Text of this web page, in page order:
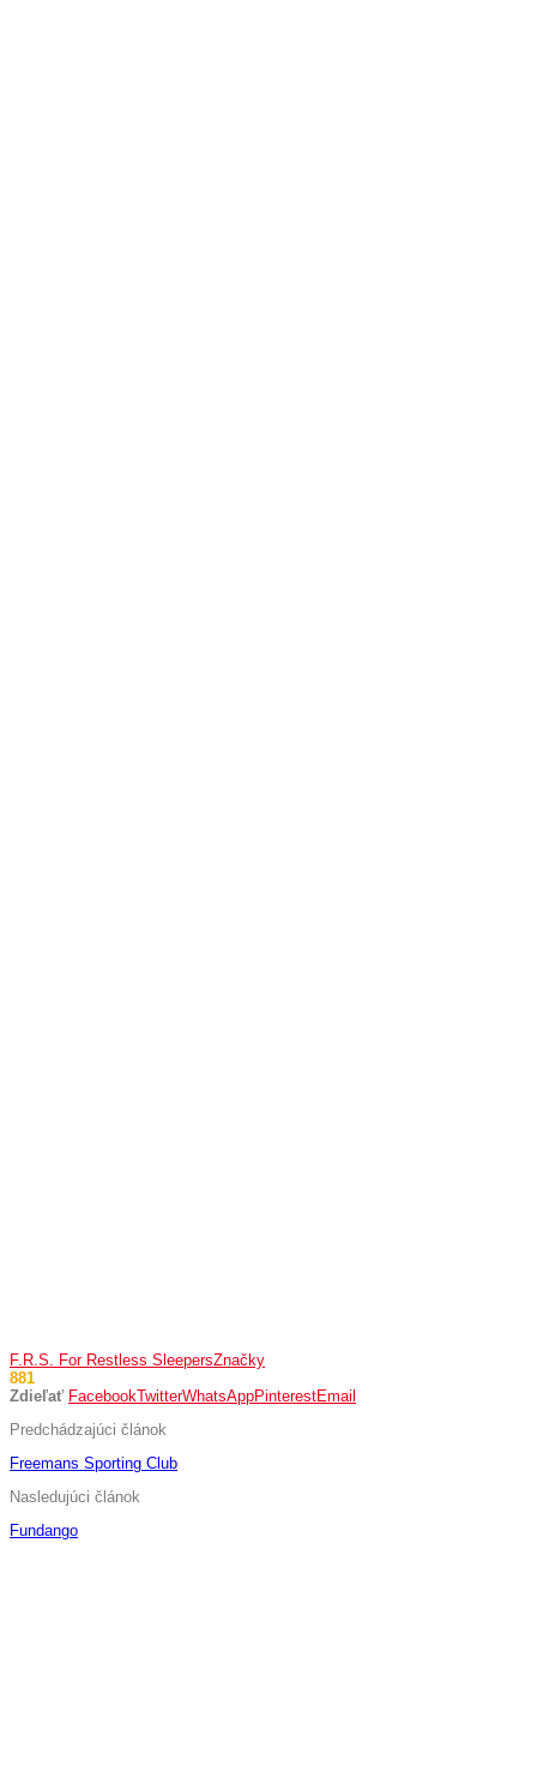
F.R.S. For Restless SleepersZnačky
881
Zdieľať FacebookTwitterWhatsAppPinterestEmail
Predchádzajúci článok
Freemans Sporting Club
Nasledujúci článok
Fundango